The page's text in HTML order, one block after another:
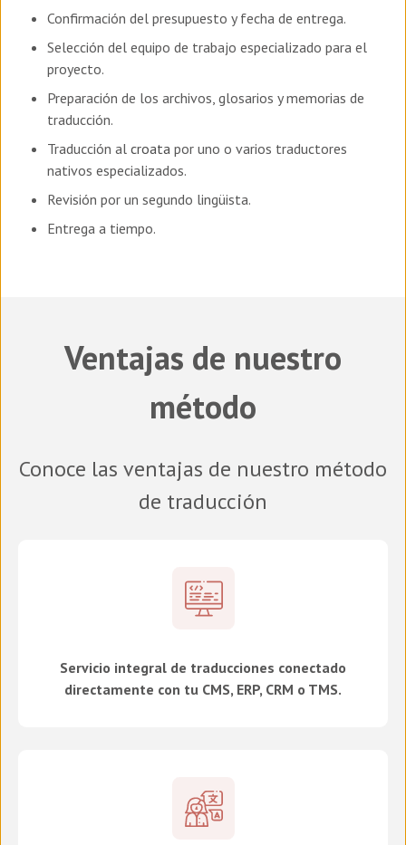
Confirmación del presupuesto y fecha de entrega.
Selección del equipo de trabajo especializado para el
proyecto.
Preparación de los archivos, glosarios y memorias de
traducción.
Traducción al croata por uno o varios traductores
nativos especializados.
Revisión por un segundo lingüista.
Entrega a tiempo.
Ventajas de nuestro
método
Conoce las ventajas de nuestro método
de traducción
Servicio integral de traducciones conectado
directamente con tu CMS, ERP, CRM o TMS.